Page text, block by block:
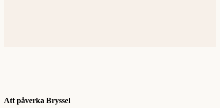
Att påverka Bryssel